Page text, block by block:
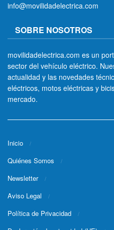
info@movilidadelectrica.com
SOBRE NOSOTROS
movilidadelectrica.com es un
sector del vehículo eléctrico.
actualidad y las novedades
eléctricos, motos eléctricas y
mercado.
Inicio
Quiénes Somos
Newsletter
Aviso Legal
Política de Privacidad